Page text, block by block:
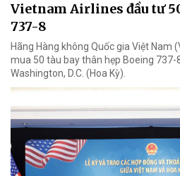
Vietnam Airlines đầu tư
737-8
Hãng Hàng không Quốc gia Việt Nam
mua 50 tàu bay thân hẹp Boeing 737-
Washington, D.C. (Hoa Kỳ).